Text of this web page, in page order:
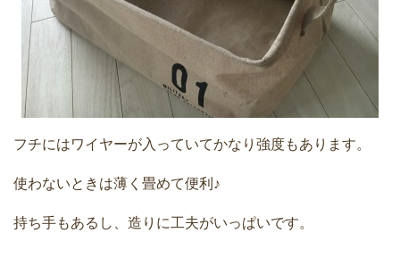
フチにはワイヤーが入っていてかなり強度もあります。
使わないときは薄く畳めて便利♪
持ち手もあるし、造りに工夫がいっぱいです。